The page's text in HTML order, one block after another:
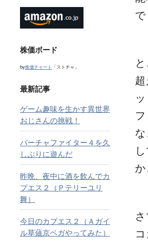
で
株価ボード
by株価チャート 「ストチャ」
最新記事
ゲーム趣味を生かす異世界
おじさんの挑戦！
バーチャファイター４を久
しぶりに遊んだ
昨晩、夜中に酒を飲んでカ
プエス２（Ｐテリーユリ
舞）
今日のカプエス２（Ａガイ
ル草薙京ベガやってみた）